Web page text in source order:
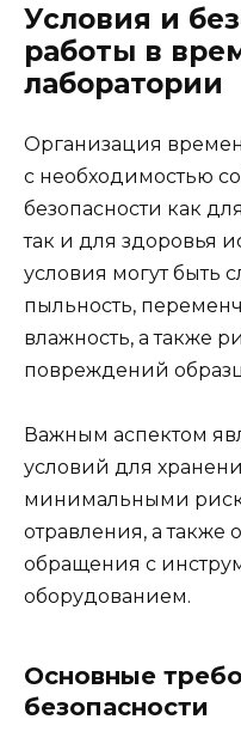
Условия и
работы в
лаборатории
Организация
с необходимостью
безопасности как
так и для здоровья
условия могут быть
пыльность,
влажность, а также
повреждений
Важным аспектом
условий для
минимальными
отравления, а также
обращения с
оборудованием.
Основные
безопасности